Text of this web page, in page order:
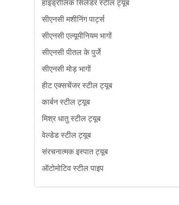
हाइड्रोलिक सिलेंडर स्टील ट्यूब
सीएनसी मशीनिंग पार्ट्स
सीएनसी एल्यूमीनियम भागों
सीएनसी पीतल के पुर्जे
सीएनसी मोड़ भागों
हीट एक्सचेंजर स्टील ट्यूब
कार्बन स्टील ट्यूब
मिश्र धातु स्टील ट्यूब
वेल्डेड स्टील ट्यूब
संरचनात्मक इस्पात ट्यूब
ऑटोमोटिव स्टील पाइप